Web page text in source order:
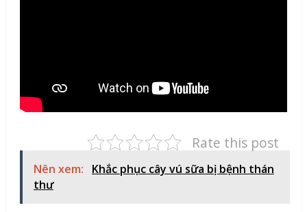
Rate this post
Nên xem:
Khắc phục cây vú sữa bị bệnh thán
thư